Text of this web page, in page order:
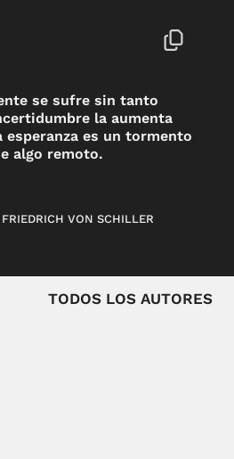
se sufre sin tanto
la aumenta
es un tormento
algo remoto.
VON SCHILLER
TODOS LOS AUTORES